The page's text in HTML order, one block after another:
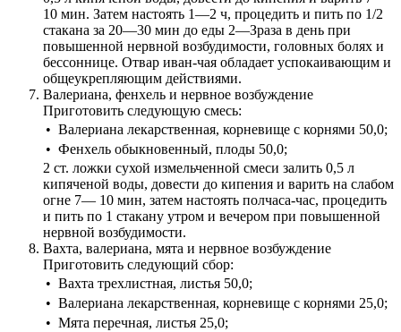
10 мин. Затем настоять 1—2 ч, процедить и пить по 1/2
стакана за 20—30 мин до еды 2—Зраза в день при
повышенной нервной возбудимости, головных болях и
бессоннице. Отвар иван-чая обладает успокаивающим и
общеукрепляющим действиями.
Валериана, фенхель и нервное возбуждение
Приготовить следующую смесь:
• Валериана лекарственная, корневище с корнями 50,0;
• Фенхель обыкновенный, плоды 50,0;
2 ст. ложки сухой измельченной смеси залить 0,5 л
кипяченой воды, довести до кипения и варить на слабом
огне 7— 10 мин, затем настоять полчаса-час, процедить
и пить по 1 стакану утром и вечером при повышенной
нервной возбудимости.
Вахта, валериана, мята и нервное возбуждение
Приготовить следующий сбор:
• Вахта трехлистная, листья 50,0;
• Валериана лекарственная, корневище с корнями 25,0;
• Мята перечная, листья 25,0;